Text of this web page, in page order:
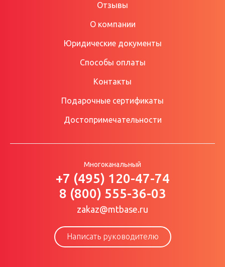
Отзывы
О компании
Юридические документы
Способы оплаты
Контакты
Подарочные сертификаты
Достопримечательности
Многоканальный
+7 (495) 120-47-74
8 (800) 555-36-03
zakaz@mtbase.ru
Написать руководителю